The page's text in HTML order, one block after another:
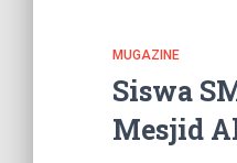
MUGAZINE
Siswa
Mesjid